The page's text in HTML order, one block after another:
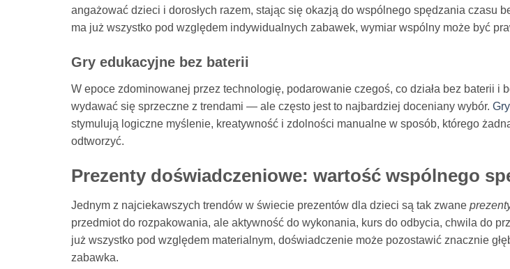
angażować dzieci i dorosłych razem, stając się okazją do wspólnego spędzania czasu
ma już wszystko pod względem indywidualnych zabawek, wymiar wspólny może być
Gry edukacyjne bez baterii
W epoce zdominowanej przez technologię, podarowanie czegoś, co działa bez baterii i
wydawać się sprzeczne z trendami — ale często jest to najbardziej doceniany wybór.
stymulują logiczne myślenie, kreatywność i zdolności manualne w sposób, którego
odtworzyć.
Prezenty doświadczeniowe: wartość wspólnego
Jednym z najciekawszych trendów w świecie prezentów dla dzieci są tak zwane
przedmiot do rozpakowania, ale aktywność do wykonania, kurs do odbycia, chwila do
już wszystko pod względem materialnym, doświadczenie może pozostawić znacznie
zabawka.